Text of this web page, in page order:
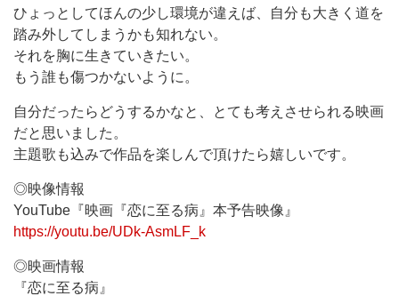
ひょっとしてほんの少し環境が違えば、自分も大きく道を
踏み外してしまうかも知れない。
それを胸に生きていきたい。
もう誰も傷つかないように。
自分だったらどうするかなと、とても考えさせられる映画
だと思いました。
主題歌も込みで作品を楽しんで頂けたら嬉しいです。
◎映像情報
YouTube『映画『恋に至る病』本予告映像』
https://youtu.be/UDk-AsmLF_k
◎映画情報
『恋に至る病』